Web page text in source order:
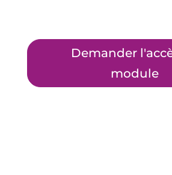
Demander
module